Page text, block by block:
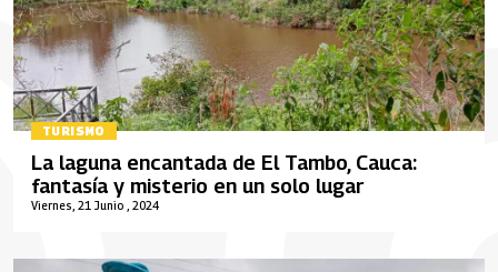
TURISMO
Viernes, 21 Junio , 2024
La laguna encantada de El Tambo, Cauca:
fantasía y misterio en un solo lugar